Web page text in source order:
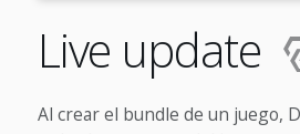
Live update
Al crear el bundle de un juego,